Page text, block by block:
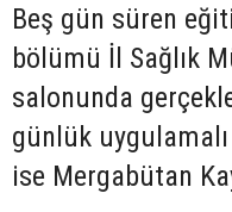
Beş gün süren
bölümü İl Sağlık
salonunda
günlük
ise Mergabütan